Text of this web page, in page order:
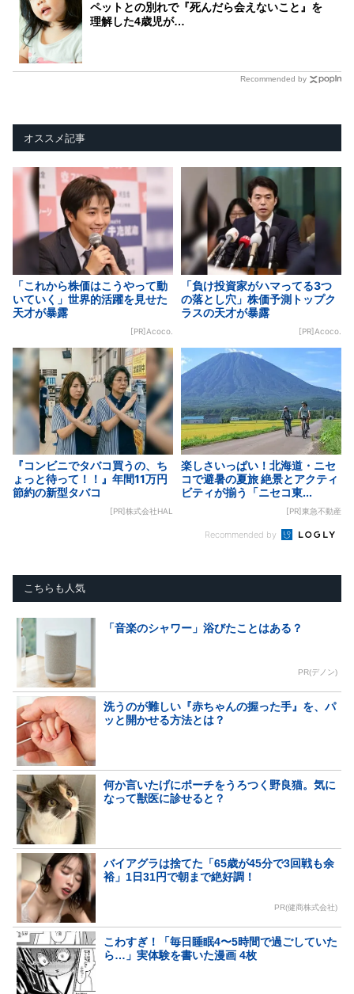
ペットとの別れで『死んだら会えないこと』を
理解した4歳児が…
Recommended by
オススメ記事
「これから株価はこうやって動
いていく」世界的活躍を見せた
天才が暴露
[PR]Acoco.
「負け投資家がハマってる3つ
の落とし穴」株価予測トップク
ラスの天才が暴露
[PR]Acoco.
『コンビニでタバコ買うの、ち
ょっと待って！！』年間11万円
節約の新型タバコ
[PR]株式会社HAL
楽しさいっぱい！北海道・ニセ
コで避暑の夏旅 絶景とアクティ
ビティが揃う「ニセコ東...
[PR]東急不動産
Recommended by
こちらも人気
「音楽のシャワー」浴びたことはある？
PR(デノン)
洗うのが難しい『赤ちゃんの握った手』を、パ
ッと開かせる方法とは？
何か言いたげにポーチをうろつく野良猫。気に
なって獣医に診せると？
バイアグラは捨てた「65歳が45分で3回戦も余
裕」1日31円で朝まで絶好調！
PR(健商株式会社)
こわすぎ！「毎日睡眠4〜5時間で過ごしていた
ら…」実体験を書いた漫画 4枚